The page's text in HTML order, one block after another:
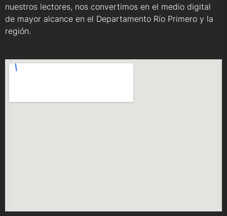
nuestros lectores, nos convertimos en el medio digital
de mayor alcance en el Departamento Río Primero y la
región.